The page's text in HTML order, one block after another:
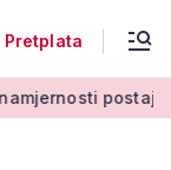
Pretplata
meta prijevare'